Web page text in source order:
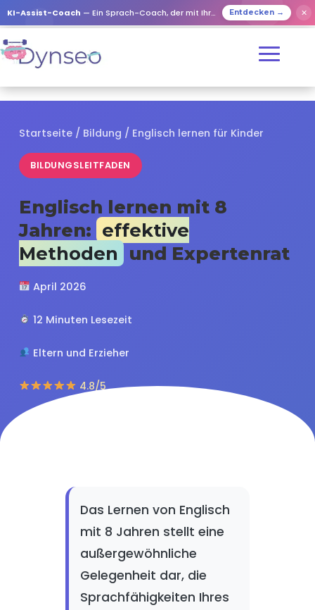
KI-Assist-Coach — Ein Sprach-Coach, der mit Ihren Lieben spielt Entdecken → ✕
Startseite / Bildung / Englisch lernen für Kinder
BILDUNGSLEITFADEN
Englisch lernen mit 8
Jahren: effektive
Methoden
und Expertenrat
April 2026
12 Minuten Lesezeit
Eltern und Erzieher
4.8/5
Das Lernen von Englisch
mit 8 Jahren stellt eine
außergewöhnliche
Gelegenheit dar, die
Sprachfähigkeiten Ihres